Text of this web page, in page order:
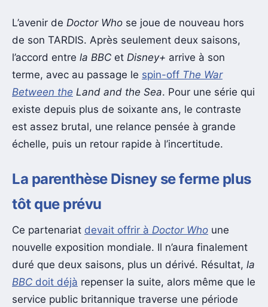
L’avenir de Doctor Who se joue de nouveau hors
de son TARDIS. Après seulement deux saisons,
l’accord entre la BBC et Disney+ arrive à son
terme, avec au passage le spin-off The War
Between the Land and the Sea. Pour une série qui
existe depuis plus de soixante ans, le contraste
est assez brutal, une relance pensée à grande
échelle, puis un retour rapide à l’incertitude.
La parenthèse Disney se ferme plus
tôt que prévu
Ce partenariat devait offrir à Doctor Who une
nouvelle exposition mondiale. Il n’aura finalement
duré que deux saisons, plus un dérivé. Résultat, la
BBC doit déjà repenser la suite, alors même que le
service public britannique traverse une période